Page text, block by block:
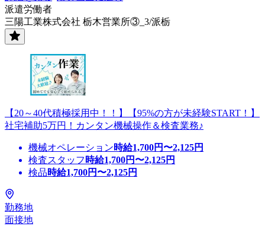
派遣労働者
三陽工業株式会社 栃木営業所③_3/派栃
【20～40代積極採用中！！】【95%の方が未経験START！】
社宅補助5万円！カンタン機械操作＆検査業務♪
機械オペレーション時給1,700円〜2,125円
検査スタッフ 時給1,700円〜2,125円
検品時給1,700円〜2,125円
勤務地
面接地